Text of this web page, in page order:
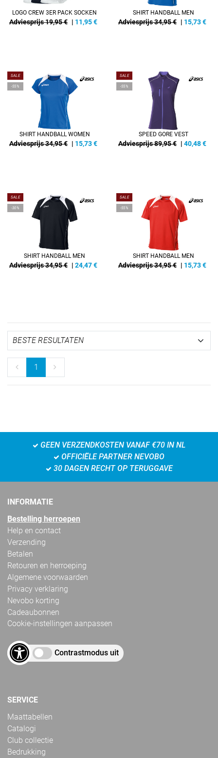
LOGO CREW 3ER PACK SOCKEN
Adviesprijs 19,95 € | 11,95€
SHIRT HANDBALL MEN
Adviesprijs 34,95 € | 15,73€
SALE
-55%
SHIRT HANDBALL WOMEN
Adviesprijs 34,95 € | 15,73€
SALE
-55%
SPEED GORE VEST
Adviesprijs 89,95 € | 40,48€
SALE
-30%
SHIRT HANDBALL MEN
Adviesprijs 34,95 € | 24,47€
SALE
-55%
SHIRT HANDBALL MEN
Adviesprijs 34,95 € | 15,73€
1
GEEN VERZENDKOSTEN VANAF €70 IN NL
OFFICIËLE PARTNER NEVOBO
30 DAGEN RECHT OP TERUGGAVE
INFORMATIE
Bestelling herroepen
Help en contact
Verzending
Betalen
Retouren en herroeping
Algemene voorwaarden
Privacy verklaring
Nevobo korting
Cadeaubonnen
Cookie-instellingen aanpassen
Contrastmodus uit
SERVICE
Maattabellen
Catalogi
Club collectie
Bedrukking